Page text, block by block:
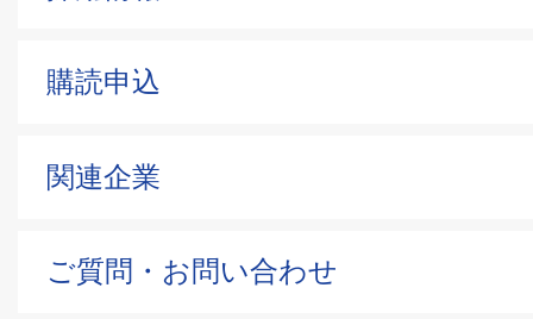
購読申込
関連企業
ご質問・お問い合わせ